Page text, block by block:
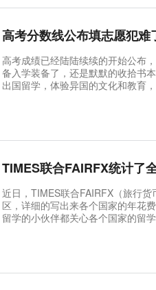
高考分数线公布填志愿犯难
高考成绩已经陆陆续续的开始公布
备入学装备了，还是默默的收拾书
出国留学，体验异国的文化和教育
近日，TIMES联合FAIRFX（旅行
区，详细的写出来各个国家的年花
留学的小伙伴都关心各个国家的留学费